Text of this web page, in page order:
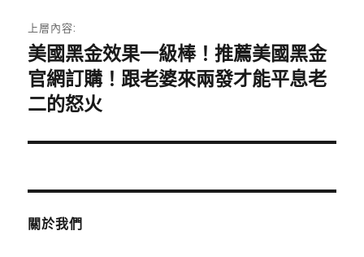
章
導
覽
上層內容:
美國黑金效果一級棒！推薦美國黑金
官網訂購！跟老婆來兩發才能平息老
二的怒火
關於我們